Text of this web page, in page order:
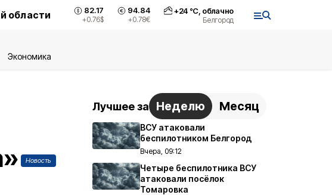
области 82.17
+0.76$
94.84
+0.78€
+24°С, облачно
Белгород
Экономика
Новость
Лучшее за Неделю Месяц
ВСУ атаковали
беспилотником Белгород
Вчера, 09:12
Четыре беспилотника ВСУ
атаковали посёлок
Томаровка